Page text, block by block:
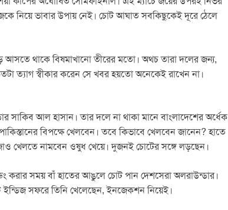
নিয়ে ভাবার উপায় নেই। চোট আঘাত সবকিছুকেই দূরে ঠেলে
আসতে থাকে বিষমাখানো তীরের মতো। অথচ তারা দলের জন্য,
ত্যাগ স্বীকার করেন সে খবর হয়তো অনেকেই রাখেন না।
সাকিব আল হাসান। তার দলে না থাকা মানে বাংলাদেশের অর্ধেক
বিপক্ষে খেলবেন। তবে কিভাবে খেলবেন জানেন? হাতে
খেলতে নামবেন ওষুধ খেয়ে। দুজনই চোটের সঙ্গে লড়ছেন।
করার সময় বাঁ হাতের আঙুলে চোট পান দেশসেরা অলরাউন্ডার।
ইন্ডিজ সফরে তিনি খেলেছেন, ইনজেকশন নিয়েই।